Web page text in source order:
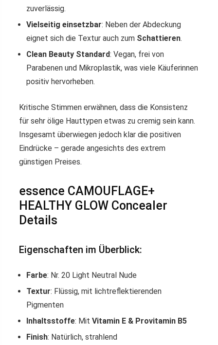
zuverlässig.
Vielseitig einsetzbar: Neben der Abdeckung
eignet sich die Textur auch zum Schattieren.
Clean Beauty Standard: Vegan, frei von
Parabenen und Mikroplastik, was viele Käuferinnen
positiv hervorheben.
Kritische Stimmen erwähnen, dass die Konsistenz
für sehr ölige Hauttypen etwas zu cremig sein kann.
Insgesamt überwiegen jedoch klar die positiven
Eindrücke – gerade angesichts des extrem
günstigen Preises.
essence CAMOUFLAGE+
HEALTHY GLOW Concealer
Details
Eigenschaften im Überblick:
Farbe: Nr. 20 Light Neutral Nude
Textur: Flüssig, mit lichtreflektierenden
Pigmenten
Inhaltsstoffe: Mit Vitamin E & Provitamin B5
Finish: Natürlich, strahlend